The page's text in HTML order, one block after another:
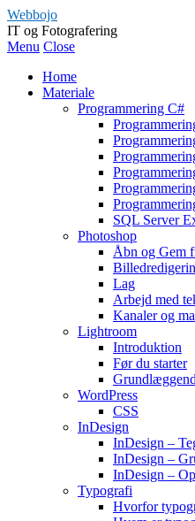
Webbojo
IT og Fotografering
Menu Close
Home
Materiale
Programmering C#
SQL Server
Photoshop
Åbn og Gem
Lag
Arbejd med
Kanaler og
Lightroom
Introduktion
Før du starter
WordPress
CSS
InDesign
InDesign –
InDesign –
InDesign –
Typografi
Hvorfor